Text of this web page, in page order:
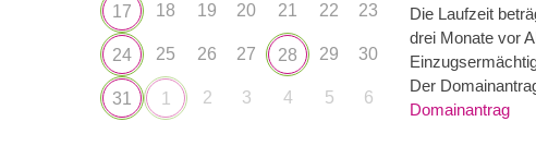
Die Laufzeit
drei Monate vor
Der
Domainantrag
17 18 19 20 21 22 23
24 25 26 27 28 29 30
31 1 2 3 4 5 6